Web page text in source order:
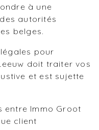
à une
autorités
belges.
pour
doit traiter vos
et est sujette
entre Immo Groot
client